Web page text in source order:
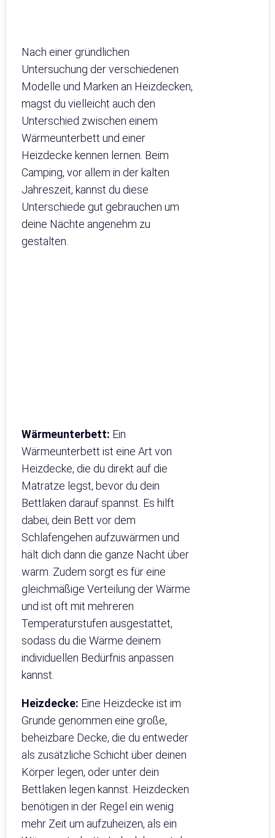
Nach einer gründlichen
Untersuchung der verschiedenen
Modelle und Marken an Heizdecken,
magst du vielleicht auch den
Unterschied zwischen einem
Wärmeunterbett und einer
Heizdecke kennen lernen. Beim
Camping, vor allem in der kalten
Jahreszeit, kannst du diese
Unterschiede gut gebrauchen um
deine Nächte angenehm zu
gestalten.
Wärmeunterbett: Ein
Wärmeunterbett ist eine Art von
Heizdecke, die du direkt auf die
Matratze legst, bevor du dein
Bettlaken darauf spannst. Es hilft
dabei, dein Bett vor dem
Schlafengehen aufzuwärmen und
hält dich dann die ganze Nacht über
warm. Zudem sorgt es für eine
gleichmäßige Verteilung der Wärme
und ist oft mit mehreren
Temperaturstufen ausgestattet,
sodass du die Wärme deinem
individuellen Bedürfnis anpassen
kannst.
Heizdecke: Eine Heizdecke ist im
Grunde genommen eine große,
beheizbare Decke, die du entweder
als zusätzliche Schicht über deinen
Körper legen, oder unter dein
Bettlaken legen kannst. Heizdecken
benötigen in der Regel ein wenig
mehr Zeit um aufzuheizen, als ein